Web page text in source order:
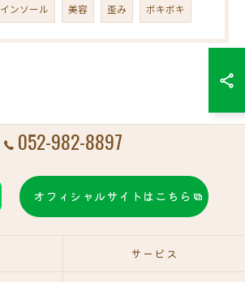
インソール 美容 歪み ボキボキ
052-982-8897
オフィシャルサイトはこちら
サービス